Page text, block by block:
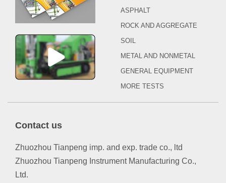
ASPHALT
ROCK AND AGGREGATE
SOIL
METAL AND NONMETAL
GENERAL EQUIPMENT
MORE TESTS
Contact us
Zhuozhou Tianpeng imp. and exp. trade co., ltd
Zhuozhou Tianpeng Instrument Manufacturing Co.,
Ltd.